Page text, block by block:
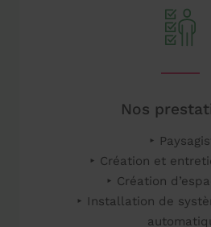
Nos
Création et
Création
Installation de